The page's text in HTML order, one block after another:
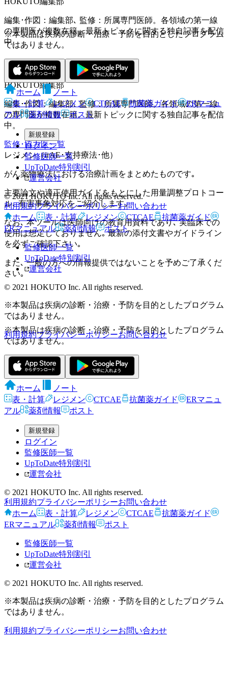
※本製品は疾病の診断・治療・予防を目的としたプログラム
ではありません。
ホーム
ノート
表・計算
レジメン CTCAE 抗菌薬ガイド
ERマニュ
アル
薬剤情報 ポスト
新規登録
ログイン
監修医師一覧
UpToDate特別割引
運営会社
© 2021 HOKUTO Inc. All rights reserved.
利用規約プライバシーポリシーお問い合わせ
ホーム
表・計算 レジメン CTCAE
抗菌薬ガイド
ERマニュアル
薬剤情報 ポスト
監修医師一覧
UpToDate特別割引
運営会社
© 2021 HOKUTO Inc. All rights reserved.
※本製品は疾病の診断・治療・予防を目的としたプログラム
ではありません。
利用規約プライバシーポリシーお問い合わせ
編集･作図：編集部､ 監修：所属専門医師。各領域の第一線
の専門医が複数在籍。最新トピックに関する独自記事を配信
中。
HOKUTO編集部
編集･作図：編集部､ 監修：所属専門医師。各領域の第一線
の専門医が複数在籍。最新トピックに関する独自記事を配信
中。
監修･協力医一覧
レジメン（irAE･支持療法･他）
がん薬物療法における治療計画をまとめたものです｡
主要論文や適正使用ガイドをもとにした用量調整プロトコー
ル､ 有害事象対応をご紹介します｡
なお､ 本ツールは医師向けの教育用資料であり､ 実臨床での
使用は想定しておりません｡ 最新の添付文書やガイドライン
を必ずご確認下さい｡
また､ 一般の方への情報提供ではないことを予めご了承くだ
さい｡
※本製品は疾病の診断・治療・予防を目的としたプログラム
ではありません。
ホーム
ノート
表・計算
レジメン CTCAE 抗菌薬ガイド
ERマニュ
アル
薬剤情報 ポスト
新規登録
ログイン
監修医師一覧
UpToDate特別割引
運営会社
© 2021 HOKUTO Inc. All rights reserved.
利用規約プライバシーポリシーお問い合わせ
ホーム
表・計算 レジメン CTCAE
抗菌薬ガイド
ERマニュアル
薬剤情報 ポスト
監修医師一覧
UpToDate特別割引
運営会社
© 2021 HOKUTO Inc. All rights reserved.
※本製品は疾病の診断・治療・予防を目的としたプログラム
ではありません。
利用規約プライバシーポリシーお問い合わせ